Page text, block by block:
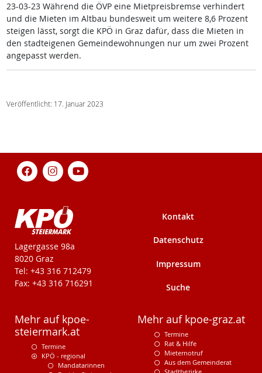
23-03-23 Wäh­rend die ÖVP ei­ne Miet­p­reis­b­rem­se ver­hin­dert
und die Mie­ten im Alt­bau bun­des­weit um wei­te­re 8,6 Pro­zent
stei­gen lässt, sorgt die KPÖ in Graz da­für, dass die Mie­ten in
den stad­t­ei­ge­nen Ge­mein­de­woh­nun­gen nur um zwei Pro­zent
an­ge­passt wer­den.
Veröffentlicht: 17. Januar 2023
KPÖ-Steiermark
Lagergasse 98a
8020 Graz
Tel: +43 316 712479
Fax: +43 316 716291
Kontakt
Datenschutz
Impressum
Suche
Mehr auf kpoe-
steiermark.at
Termine
KPÖ - regional
Mandatarinnen
Mehr auf kpoe-graz.at
Termine
Rat & Hilfe
Mieternotruf
Aus dem Gemeinderat